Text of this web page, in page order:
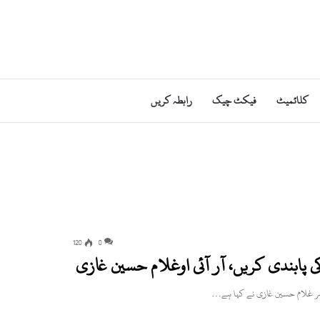
کلائمیٹ فیکٹ چیک رابطہ کریں
0
120
پابندی کریں، آر آئی اوغلام حسین غازی